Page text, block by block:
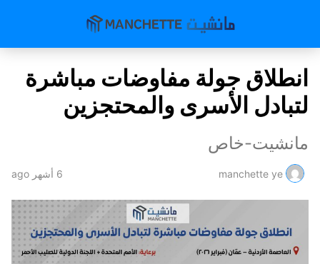
انطلاق جولة مفاوضات مباشرة
لتبادل الأسرى والمحتجزين
مانشيت-خاص
manchette ye 6 أشهر ago